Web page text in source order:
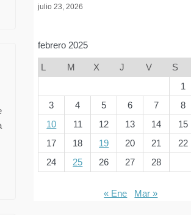
julio 23, 2026
febrero 2025
L M X J V S
1
3
4 5 6 7 8
10
11 12 13 14 15
17
18 19 20 21 22
24
25 26 27 28
« Ene Mar »